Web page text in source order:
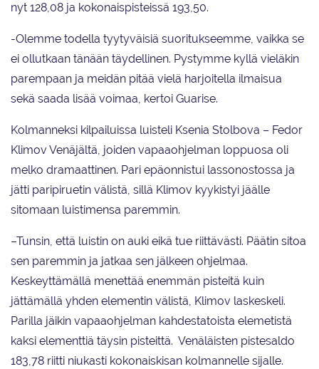
nyt 128,08 ja kokonaispisteissä 193,50.
-Olemme todella tyytyväisiä suoritukseemme, vaikka se
ei ollutkaan tänään täydellinen. Pystymme kyllä vieläkin
parempaan ja meidän pitää vielä harjoitella ilmaisua
sekä saada lisää voimaa, kertoi Guarise.
Kolmanneksi kilpailuissa luisteli Ksenia Stolbova – Fedor
Klimov Venäjältä, joiden vapaaohjelman loppuosa oli
melko dramaattinen. Pari epäonnistui lassonostossa ja
jätti paripiruetin välistä, sillä Klimov kyykistyi jäälle
sitomaan luistimensa paremmin.
–Tunsin, että luistin on auki eikä tue riittävästi. Päätin sitoa
sen paremmin ja jatkaa sen jälkeen ohjelmaa.
Keskeyttämällä menettää enemmän pisteitä kuin
jättämällä yhden elementin välistä, Klimov laskeskeli.
Parilla jäikin vapaaohjelman kahdestatoista elemetistä
kaksi elementtiä täysin pisteittä. Venäläisten pistesaldo
183,78 riitti niukasti kokonaiskisan kolmannelle sijalle.